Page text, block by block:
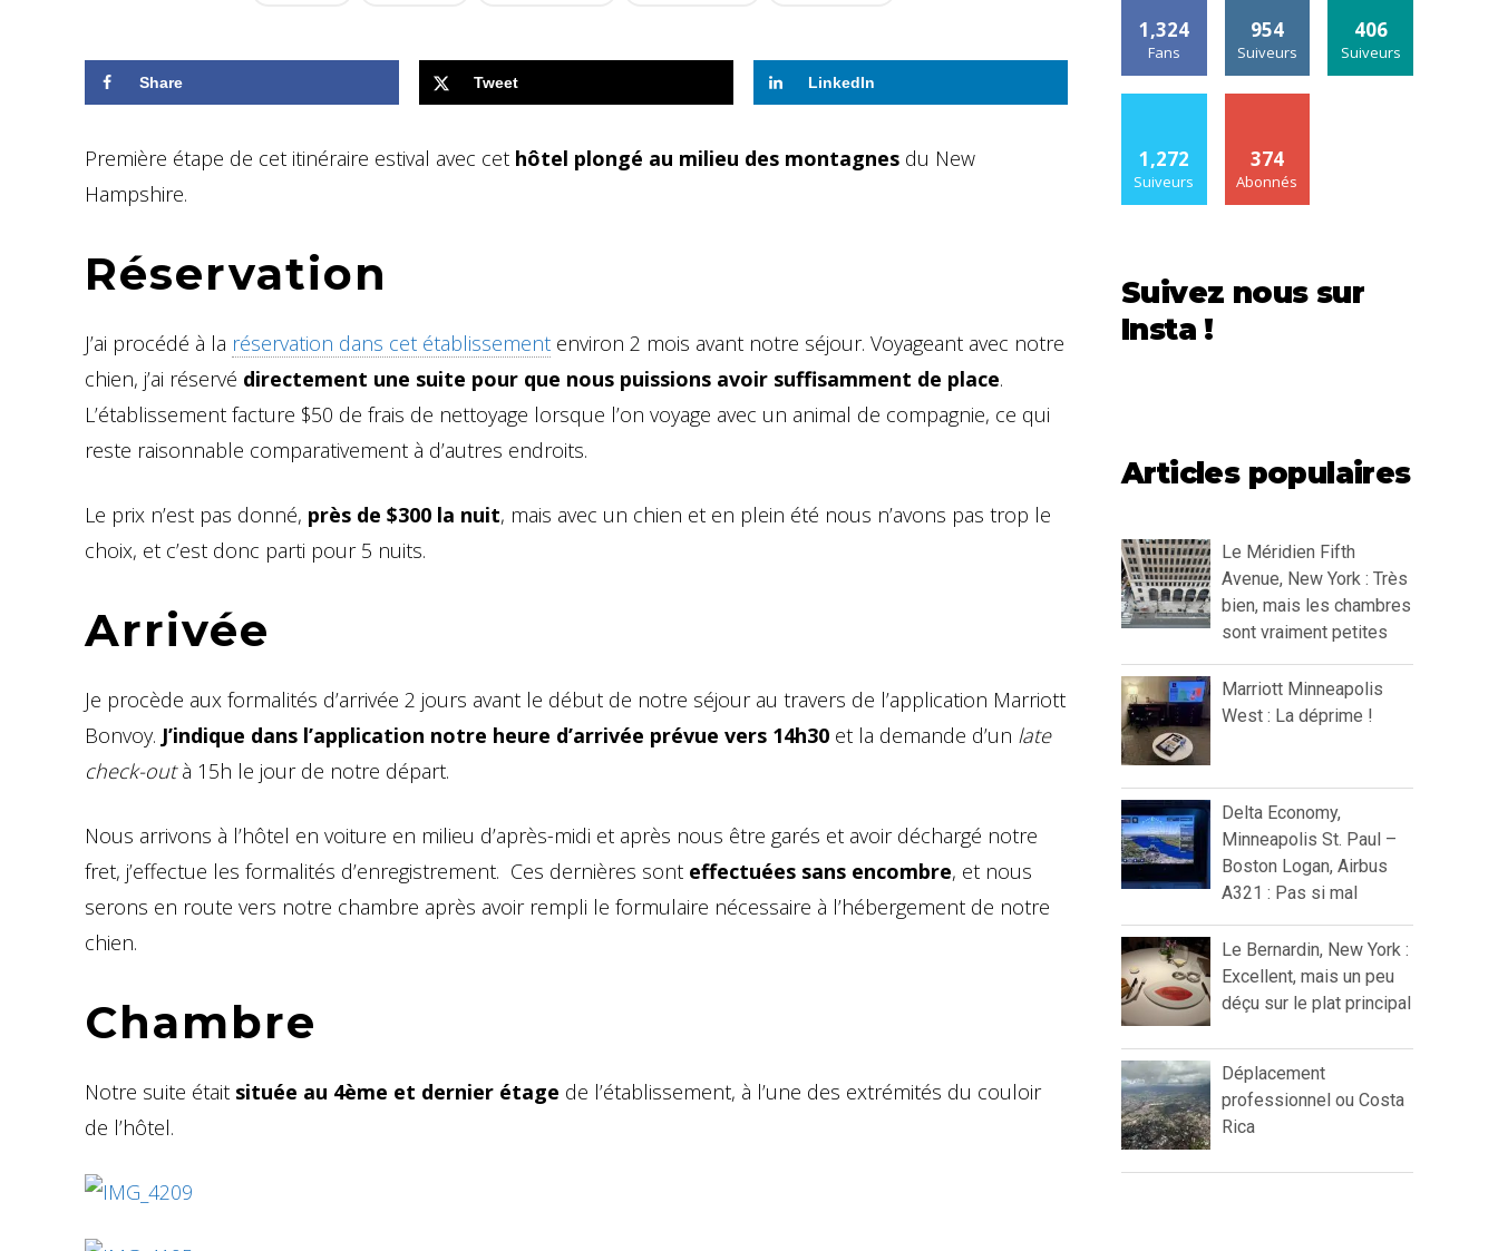
Share Tweet LinkedIn
Première étape de cet itinéraire estival avec cet hôtel plongé au milieu des montagnes du New
Hampshire.
Réservation
J’ai procédé à la réservation dans cet établissement environ 2 mois avant notre séjour. Voyageant avec notre
chien, j’ai réservé directement une suite pour que nous puissions avoir suffisamment de place.
L’établissement facture $50 de frais de nettoyage lorsque l’on voyage avec un animal de compagnie, ce qui
reste raisonnable comparativement à d’autres endroits.
Le prix n’est pas donné, près de $300 la nuit, mais avec un chien et en plein été nous n’avons pas trop le
choix, et c’est donc parti pour 5 nuits.
Arrivée
Je procède aux formalités d’arrivée 2 jours avant le début de notre séjour au travers de l’application Marriott
Bonvoy. J’indique dans l’application notre heure d’arrivée prévue vers 14h30 et la demande d’un late
check-outà 15h le jour de notre départ.
Nous arrivons à l’hôtel en voiture en milieu d’après-midi et après nous être garés et avoir déchargé notre
fret, j’effectue les formalités d’enregistrement. Ces dernières sont effectuées sans encombre, et nous
serons en route vers notre chambre après avoir rempli le formulaire nécessaire à l’hébergement de notre
chien.
Chambre
Notre suite était située au 4ème et dernier étage de l’établissement, à l’une des extrémités du couloir
de l’hôtel.
1,324
Fans
954
Suiveurs
406
Suiveurs
1,272
Suiveurs
374
Abonnés
Suivez nous sur
Insta !
Articles populaires
Le Méridien Fifth
Avenue, New York : Très
bien, mais les chambres
sont vraiment petites
Marriott Minneapolis
West : La déprime !
Delta Economy,
Minneapolis St. Paul –
Boston Logan, Airbus
A321 : Pas si mal
Le Bernardin, New York :
Excellent, mais un peu
déçu sur le plat principal
Déplacement
professionnel ou Costa
Rica